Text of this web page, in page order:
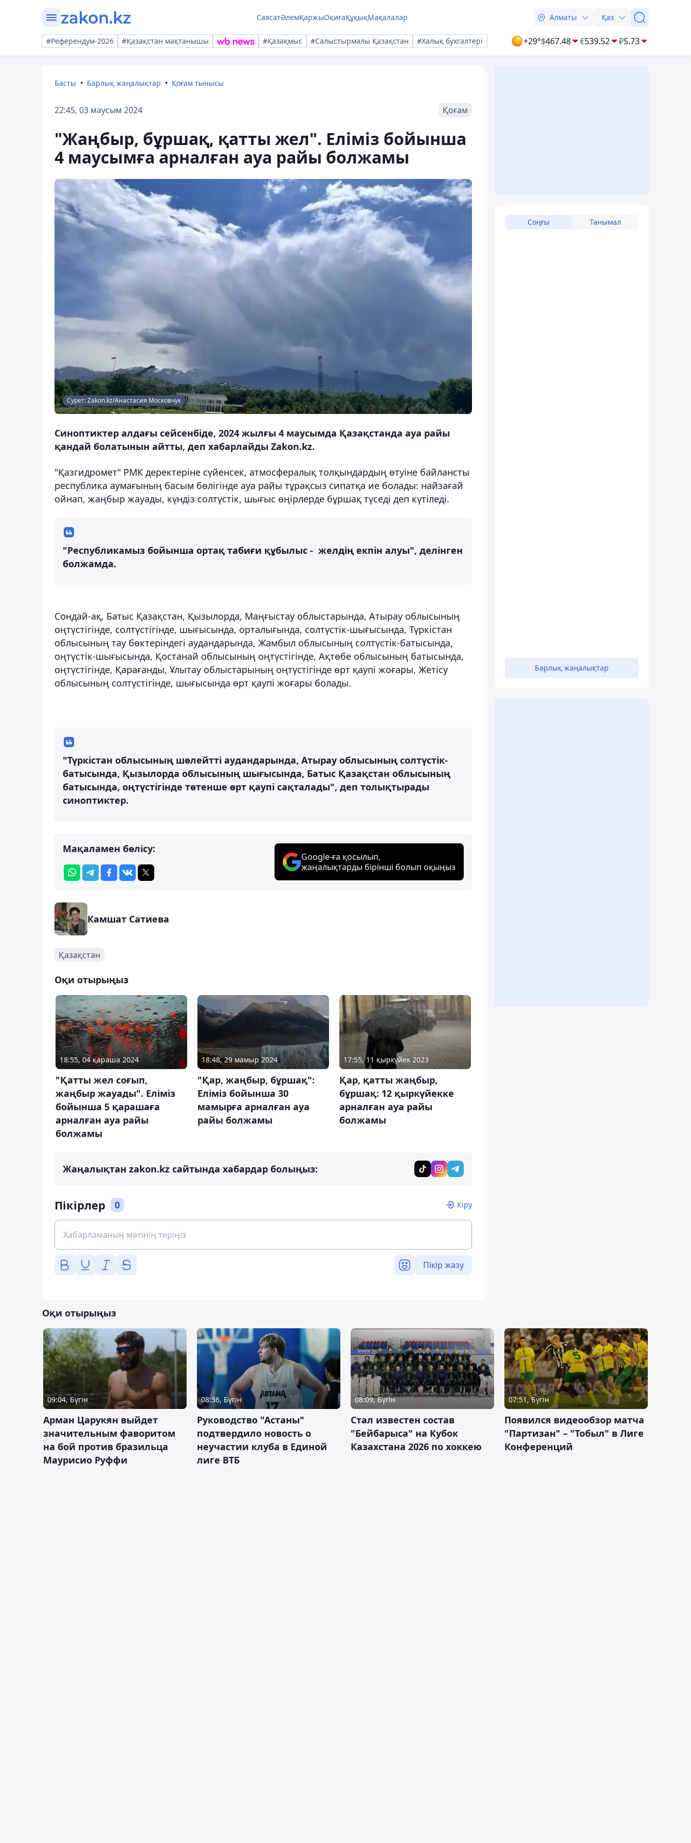
СаясатӘлемҚаржыОқиғаҚұқықМақалалар Алматы Қаз
#Референдум-2026 #Қазақстан мақтанышы #Қазақмыс #Салыстырмалы Қазақстан #Халық бухгалтері +29°$467.48 €539.52 ₽5.73
Басты Барлық жаңалықтар Қоғам тынысы
22:45, 03 маусым 2024 Қоғам
"Жаңбыр, бұршақ, қатты жел". Еліміз бойынша
4 маусымға арналған ауа райы болжамы
Сурет: Zakon.kz/Анастасия Московчук
Cиноптиктер алдағы сейсенбіде, 2024 жылғы 4 маусымда Қазақстанда ауа райы
қандай болатынын айтты, деп хабарлайды Zakon.kz.
"Қазгидромет" РМК деректеріне сүйенсек, атмосфералық толқындардың өтуіне байлансты
республика аумағының басым бөлігінде ауа райы тұрақсыз сипатқа ие болады: найзағай
ойнап, жаңбыр жауады, күндіз солтүстік, шығыс өңірлерде бұршақ түседі деп күтіледі.
"Республикамыз бойынша ортақ табиғи құбылыс - желдің екпін алуы", делінген
болжамда.
Сондай-ақ, Батыс Қазақстан, Қызылорда, Маңғыстау облыстарында, Атырау облысының
оңтүстігінде, солтүстігінде, шығысында, орталығында, солтүстік-шығысында, Түркістан
облысының тау бөктеріндегі аудандарында, Жамбыл облысының солтүстік-батысында,
оңтүстік-шығысында, Қостанай облысының оңтүстігінде, Ақтөбе облысының батысында,
оңтүстігінде, Қарағанды, Ұлытау облыстарының оңтүстігінде өрт қаупі жоғары, Жетісу
облысының солтүстігінде, шығысында өрт қаупі жоғары болады.
"Түркістан облысының шөлейтті аудандарында, Атырау облысының солтүстік-
батысында, Қызылорда облысының шығысында, Батыс Қазақстан облысының
батысында, оңтүстігінде төтенше өрт қаупі сақталады", деп толықтырады
синоптиктер.
Мақаламен бөлісу:
Google-ға қосылып,
жаңалықтарды бірінші болып оқыңыз
Камшат Сатиева
Қазақстан
Оқи отырыңыз
18:55, 04 қараша 2024
"Қатты жел соғып,
жаңбыр жауады". Еліміз
бойынша 5 қарашаға
арналған ауа райы
болжамы
18:48, 29 мамыр 2024
"Қар, жаңбыр, бұршақ":
Еліміз бойынша 30
мамырға арналған ауа
райы болжамы
17:55, 11 қыркүйек 2023
Қар, қатты жаңбыр,
бұршақ: 12 қыркүйекке
арналған ауа райы
болжамы
Жаңалықтан zakon.kz сайтында хабардар болыңыз:
Пікірлер 0 Кіру
Пікір жазу
Соңғы Танымал
Барлық жаңалықтар
Оқи отырыңыз
09:04, Бүгін
Арман Царукян выйдет
значительным фаворитом
на бой против бразильца
Маурисио Руффи
08:36, Бүгін
Руководство "Астаны"
подтвердило новость о
неучастии клуба в Единой
лиге ВТБ
08:09, Бүгін
Стал известен состав
"Бейбарыса" на Кубок
Казахстана 2026 по хоккею
07:51, Бүгін
Появился видеообзор матча
"Партизан" – "Тобыл" в Лиге
Конференций